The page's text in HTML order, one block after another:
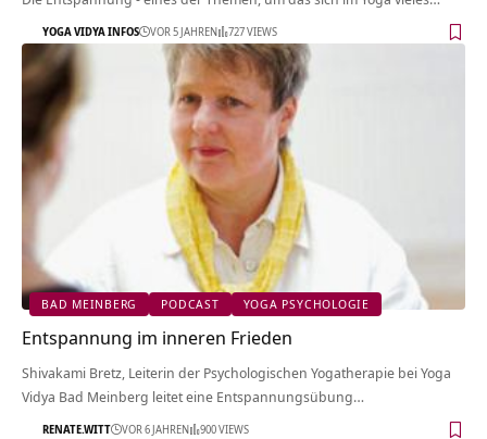
YOGA VIDYA INFOS VOR 5 JAHREN 727 VIEWS
BAD MEINBERG PODCAST YOGA PSYCHOLOGIE
Entspannung im inneren Frieden
Shivakami Bretz, Leiterin der Psychologischen Yogatherapie bei Yoga
Vidya Bad Meinberg leitet eine Entspannungsübung…
RENATE.WITT VOR 6 JAHREN 900 VIEWS